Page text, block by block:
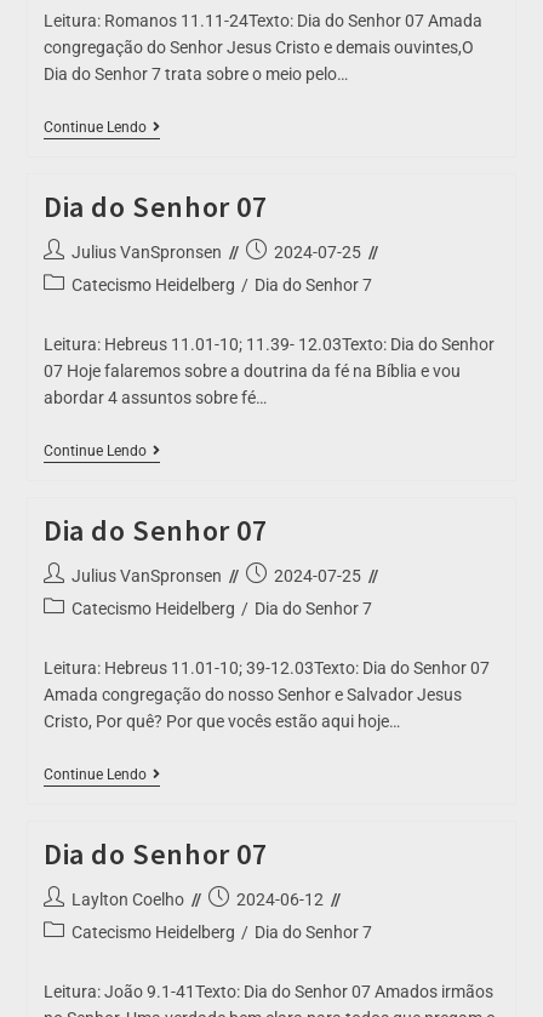
Leitura: Romanos 11.11-24Texto: Dia do Senhor 07 Amada
congregação do Senhor Jesus Cristo e demais ouvintes,O
Dia do Senhor 7 trata sobre o meio pelo…
Continue Lendo
Dia do Senhor 07
Julius VanSpronsen
2024-07-25
Catecismo Heidelberg / Dia do Senhor 7
Leitura: Hebreus 11.01-10; 11.39- 12.03Texto: Dia do Senhor
07 Hoje falaremos sobre a doutrina da fé na Bíblia e vou
abordar 4 assuntos sobre fé…
Continue Lendo
Dia do Senhor 07
Julius VanSpronsen
2024-07-25
Catecismo Heidelberg / Dia do Senhor 7
Leitura: Hebreus 11.01-10; 39-12.03Texto: Dia do Senhor 07
Amada congregação do nosso Senhor e Salvador Jesus
Cristo, Por quê? Por que vocês estão aqui hoje…
Continue Lendo
Dia do Senhor 07
Laylton Coelho
2024-06-12
Catecismo Heidelberg / Dia do Senhor 7
Leitura: João 9.1-41Texto: Dia do Senhor 07 Amados irmãos